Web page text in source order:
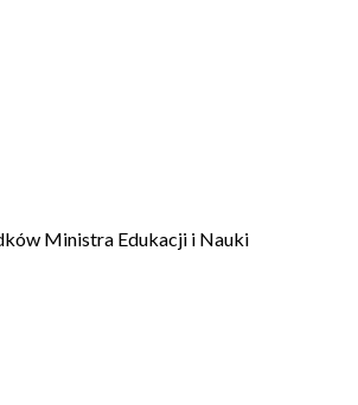
Ministra Edukacji i Nauki